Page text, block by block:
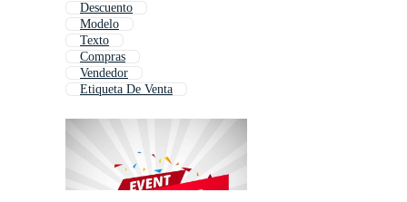
Descuento
Modelo
Texto
Compras
Vendedor
Etiqueta De Venta